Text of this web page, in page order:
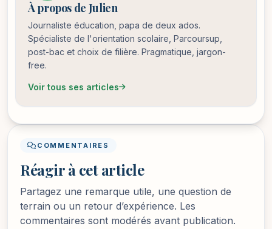
À propos de Julien
Journaliste éducation, papa de deux ados.
Spécialiste de l'orientation scolaire, Parcoursup,
post-bac et choix de filière. Pragmatique, jargon-
free.
Voir tous ses articles
COMMENTAIRES
Réagir à cet article
Partagez une remarque utile, une question de
terrain ou un retour d’expérience. Les
commentaires sont modérés avant publication.